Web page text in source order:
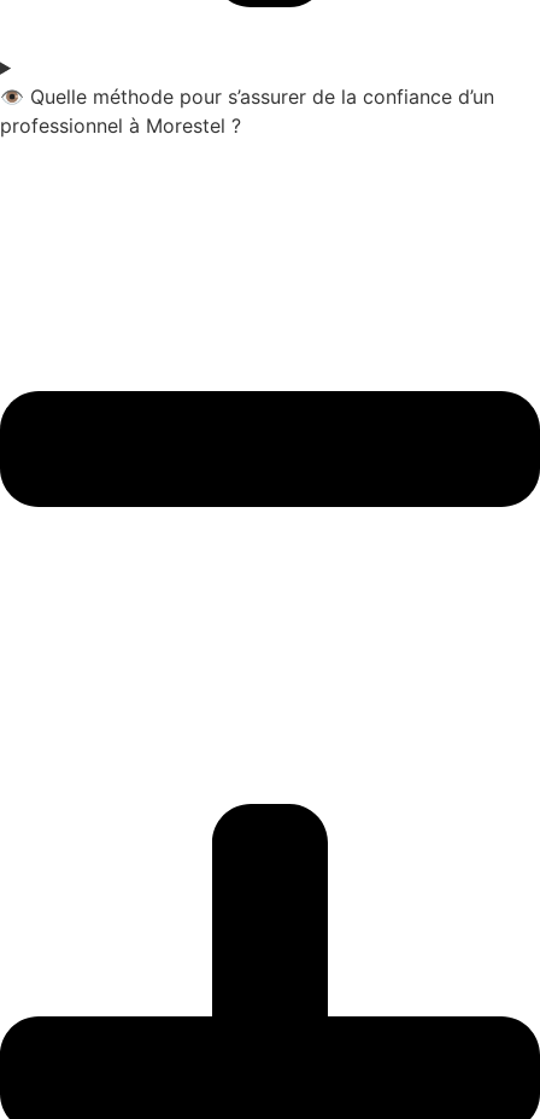
👁️ Quelle méthode pour s’assurer de la confiance d’un
professionnel à Morestel ?